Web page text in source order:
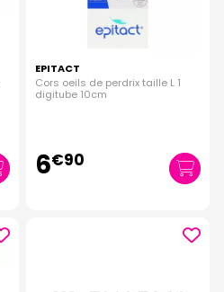
EPITACT
Cors oeils de perdrix taille L 1
digitube 10cm
6€90